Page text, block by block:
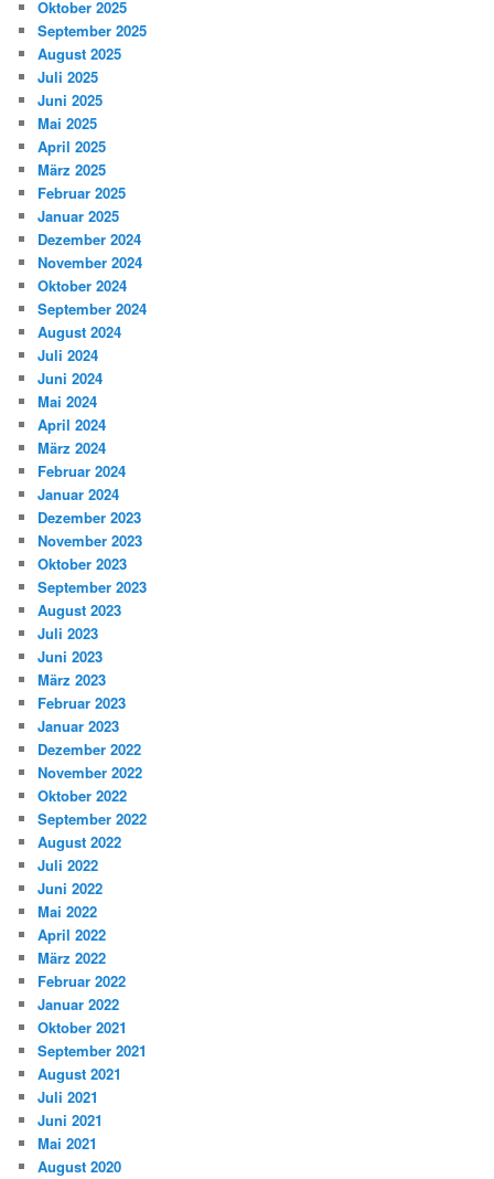
Oktober 2025
September 2025
August 2025
Juli 2025
Juni 2025
Mai 2025
April 2025
März 2025
Februar 2025
Januar 2025
Dezember 2024
November 2024
Oktober 2024
September 2024
August 2024
Juli 2024
Juni 2024
Mai 2024
April 2024
März 2024
Februar 2024
Januar 2024
Dezember 2023
November 2023
Oktober 2023
September 2023
August 2023
Juli 2023
Juni 2023
März 2023
Februar 2023
Januar 2023
Dezember 2022
November 2022
Oktober 2022
September 2022
August 2022
Juli 2022
Juni 2022
Mai 2022
April 2022
März 2022
Februar 2022
Januar 2022
Oktober 2021
September 2021
August 2021
Juli 2021
Juni 2021
Mai 2021
August 2020